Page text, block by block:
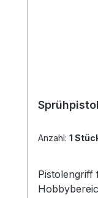
Anzahl: 1
Pistolengriff für Sprühdosen Der Griff ermöglicht ein
Hobbybereich. Universell passend für Sprühdosen mit handelsüblicher Falz Einfache und schnelle Handhabung Ergonomisches